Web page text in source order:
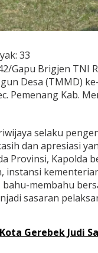
33
Gapu Brigjen TNI
Desa (TMMD)
Pemenang Kab.
selaku
dan apresiasi
Provinsi, Kapolda
instansi
membahu
sasaran
Gerebek Judi